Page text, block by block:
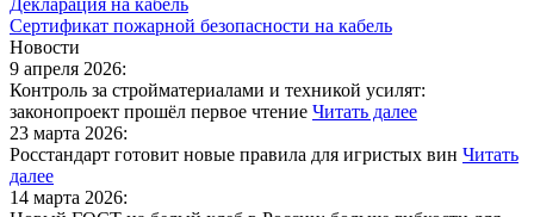
Сертификат пожарной безопасности на кабель
Новости
9 апреля 2026:
Контроль за стройматериалами и техникой усилят:
законопроект прошёл первое чтение Читать далее
23 марта 2026:
Росстандарт готовит новые правила для игристых вин Читать
далее
14 марта 2026: